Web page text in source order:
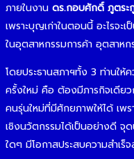
ภายในงาน ดร.กอบศักดิ์ ภูตระ
เพราะบุญเก่าในตอนนี้ อะไรจ
ในอุตสาหกรรมการค้า อุตสาห
โดยประธานสภาฯทั้ง 3 ท่านใ
ครั้งใหม่ คือ ต้องมีภารกิจเดีย
คนรุ่นใหม่ที่มีศักยภาพให้ได้ เพร
เชิงนวัตกรรมได้เป็นอย่างดี จุด
ใดๆ มีโอกาสประสบความสำเร็